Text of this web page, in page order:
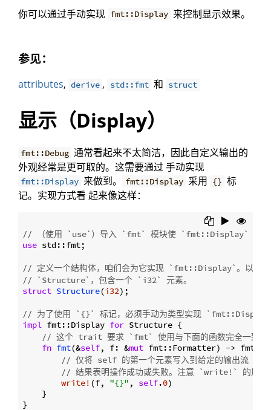
你可以通过手动实现 fmt::Display 来控制显示效果。
参见：
attributes, derive , std::fmt 和 struct
显示（Display）
fmt::Debug 通常看起来不太简洁，因此自定义输出的
外观经常是更可取的。这需要通过 手动实现
fmt::Display 来做到。 fmt::Display 采用 {} 标
记。实现方式看 起来像这样：
// （使用 `use`）导入 `fmt` 模块使 `fmt::Display` 可用
use std::fmt;
// 定义一个结构体，咱们会为它实现 `fmt::Display`。以下是
// `Structure`，包含一个 `i32` 元素。
struct Structure(i32);
// 为了使用 `{}` 标记，必须手动为类型实现
impl fmt::Display for Structure {
// 这个 trait 要求 `fmt` 使用与下面的函数完全一致的
fn fmt(&self, f: &mut fmt::Formatter) -> fmt::
// 仅将 self 的第一个元素写入到给定的输出流
// 结果表明操作成功或失败。注意 `write!` 的用
write! (f, "{}" , self.0)
    }